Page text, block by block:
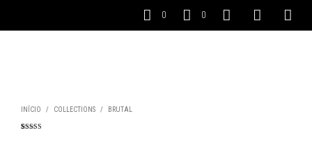
0 0
INÍCIO / COLLECTIONS / BRUTAL